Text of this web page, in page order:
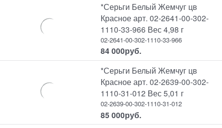
*Серьги Белый Жемчуг цв
Красное арт. 02-2641-00-302-
1110-33-966 Вес 4,98 г
02-2641-00-302-1110-33-966
84 000руб.
*Серьги Белый Жемчуг цв
Красное арт. 02-2639-00-302-
1110-31-012 Вес 5,01 г
02-2639-00-302-1110-31-012
85 000руб.